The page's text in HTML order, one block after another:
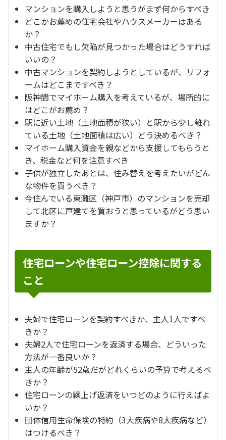
マンションを購入しようと思うがまず何からすべき
どこかお薦めの住宅会社やハウスメーカーはある
か？
中古住宅でもし欠陥が見つかった場合はどうすれば
いいの？
中古マンションを契約しようとしているが、リフォ
ームはどこまですべき？
阪神間でマイホーム購入を考えているが、場所的に
はどこがお薦め？
駅に近い土地（土地面積が狭い）と駅から少し離れ
ている土地（土地面積は広い）どう決めるべき？
マイホーム購入資金を親などから支援してもらうと
き、税金など何を注意すべき
子供が独立したあとは、住み替えを考えたいがどん
な物件を買うべき？
今住んでいる東灘区（神戸市）のマンションを売却
して北区に戸建てを買おうと思っているがどう思い
ますか？
住宅ローンや住宅ローン控除に関する
こと
夫婦で住宅ローンを契約すべきか、主人1人ですべ
きか？
夫婦2人で住宅ローンを返済する場合、どういった
方法が一番良いか？
主人の年齢が52歳だがどれくらいの予算で考えるべ
きか？
住宅ローンの繰上げ返済をいつどのように行えばよ
いか？
団体信用生命保険の特約（3大疾病や8大疾病など）
はつけるべき？